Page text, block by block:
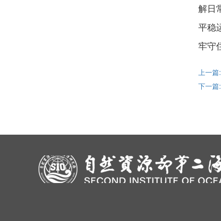
解日
平稳
牢守
上一
下一篇